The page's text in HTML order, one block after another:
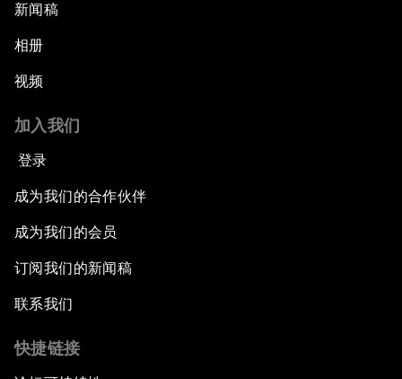
新闻稿
相册
视频
加入我们
登录
成为我们的合作伙伴
成为我们的会员
订阅我们的新闻稿
联系我们
快捷链接